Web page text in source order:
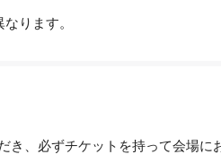
ります。
、必ずチケットを持って会場に